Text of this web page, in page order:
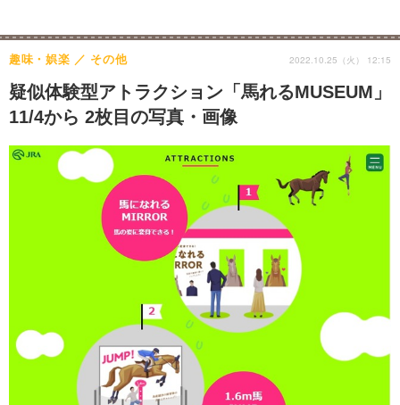
疑似体験型アトラクション「馬れるMUSEUM」
11/4から 2枚目の写真・画像
趣味・娯楽 その他 2022.10.25（火） 12:15